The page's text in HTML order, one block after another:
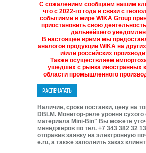
С сожалением сообщаем нашим
что с 2022-го года в связи с
событиями в мире WIKA Group
приостановить свою
дальнейшего
В настоящее время мы
аналогов продукции WIKA на
и/или российских
Также осуществляем
ушедших с рынка иностранных
области промышленного
Наличие, сроки поставки, цену на
DBLM. Монитор-реле уровня
материала Mini-Bin" Вы можете
менеджеров по тел. +7 343 382 32
отправив заявку на электронную
e.ru, а также заполнить заказ